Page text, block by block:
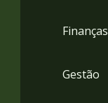
Finanças
Gestão